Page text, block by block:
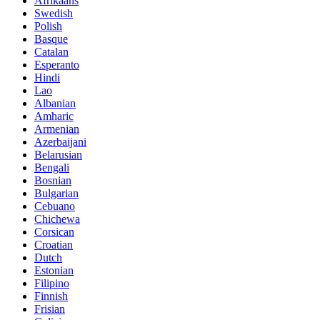
Swedish
Polish
Basque
Catalan
Esperanto
Hindi
Lao
Albanian
Amharic
Armenian
Azerbaijani
Belarusian
Bengali
Bosnian
Bulgarian
Cebuano
Chichewa
Corsican
Croatian
Dutch
Estonian
Filipino
Finnish
Frisian